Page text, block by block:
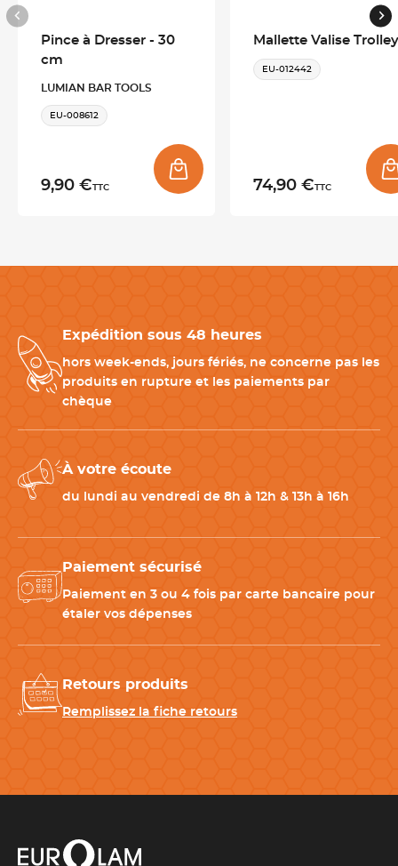
Matériau
Couleur(s)
Télécharger la fiche produit
Pince à Dresser - 30
cm
LUMIAN BAR TOOLS
EU-008612
9,90 €TTC
Mallette Valise Trolley
EU-012442
74,90 €TTC
Expédition sous 48 heures
hors week-ends, jours fériés, ne concerne pas les
produits en rupture et les paiements par
chèque
À votre écoute
du lundi au vendredi de 8h à 12h & 13h à 16h
Paiement sécurisé
Paiement en 3 ou 4 fois par carte bancaire pour
étaler vos dépenses
Retours produits
Remplissez la fiche retours